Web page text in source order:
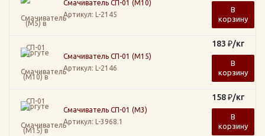
Смачиватель СП-01 (М10)
Артикул: L-2145
В
корзину
Смачиватель СП-01 (М15)
Артикул: L-2146
183 ₽/кг
В
корзину
Смачиватель СП-01 (М3)
Артикул: L-3968.1
158₽/кг
В
корзину